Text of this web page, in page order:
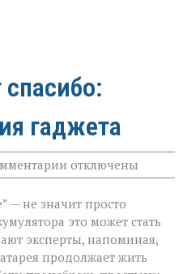
гаджета
к
записи
скажет
спасибо:
хранения
гаджета
отключены
— не значит просто
это может стать
эксперты, напоминая,
продолжает жить